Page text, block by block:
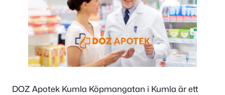
DOZ Apotek Kumla Köpmangatan i Kumla är ett